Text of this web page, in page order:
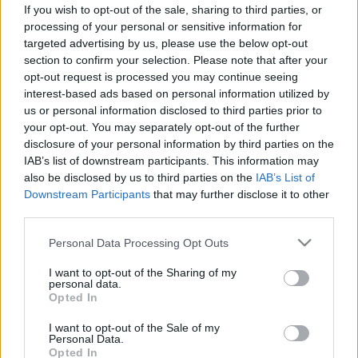
If you wish to opt-out of the sale, sharing to third parties, or
processing of your personal or sensitive information for
targeted advertising by us, please use the below opt-out
section to confirm your selection. Please note that after your
opt-out request is processed you may continue seeing
interest-based ads based on personal information utilized by
us or personal information disclosed to third parties prior to
your opt-out. You may separately opt-out of the further
disclosure of your personal information by third parties on the
IAB’s list of downstream participants. This information may
also be disclosed by us to third parties on the IAB’s List of
Downstream Participants that may further disclose it to other
Please note that this website/app uses one or more Google
not limited to your visit or usage behaviour. You may click to
grant or deny consent to Google and its third-party tags to
use your data for below specified purposes in below Google
consent section.
Personal Data Processing Opt Outs
I want to opt-out of the Sharing of my
personal data.
Opted In
I want to opt-out of the Sale of my
Personal Data.
Opted In